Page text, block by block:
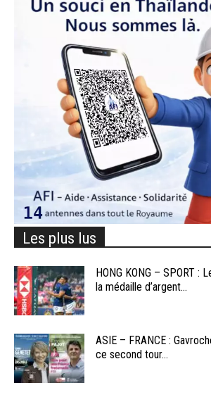
Les plus lus
HONG KONG – SPORT :
la médaille d’argent...
ASIE – FRANCE :
ce second tour...